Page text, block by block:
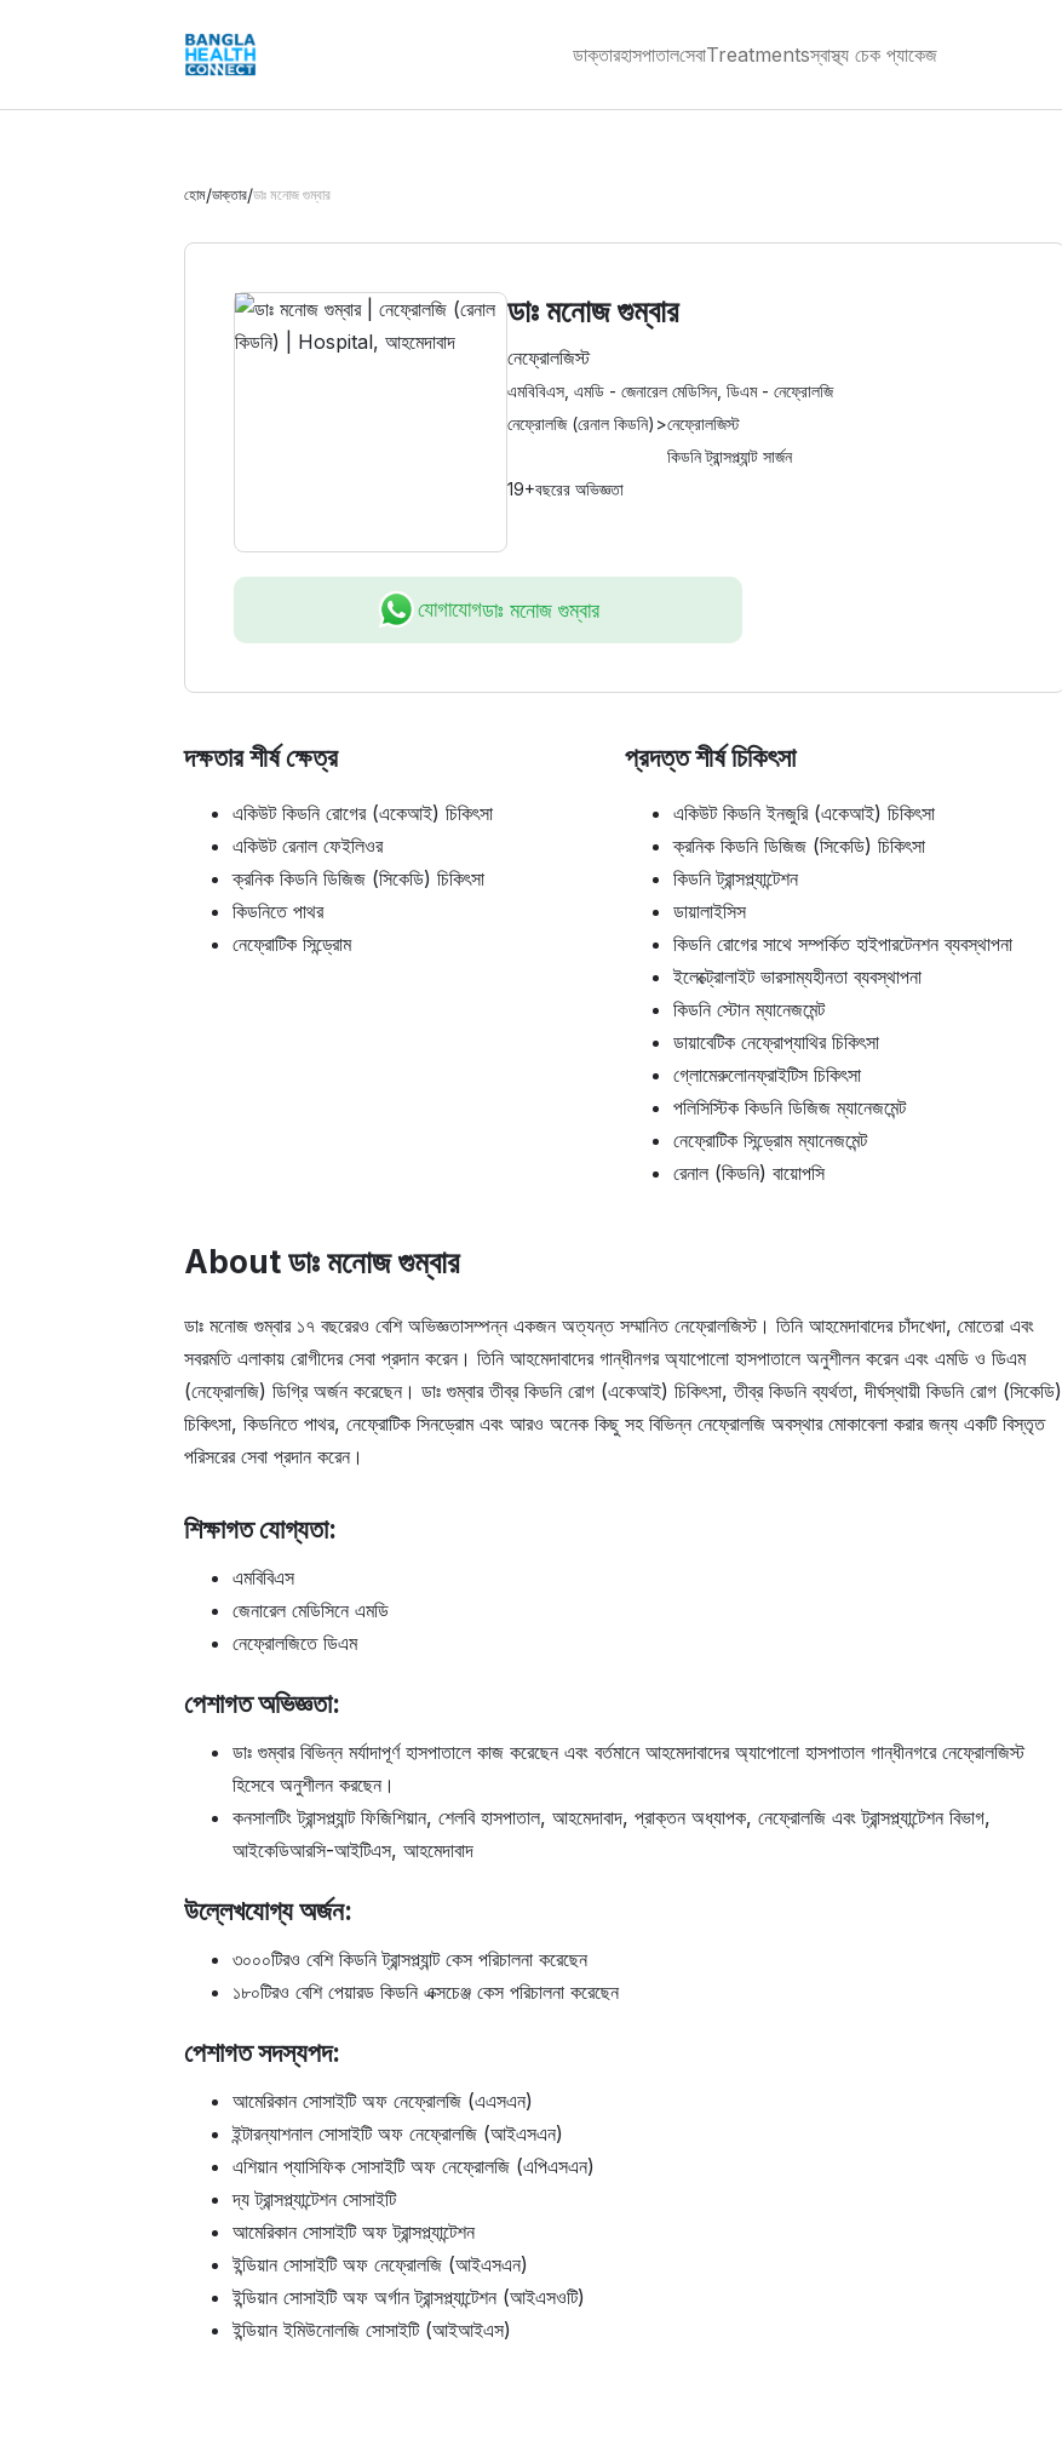
ডাক্তারহাসপাতালসেবাTreatmentsস্বাস্থ্য চেক প্যাকেজ
হোম/ডাক্তার/ডাঃ মনোজ গুম্বার
ডাঃ মনোজ গুম্বার
নেফ্রোলজিস্ট
এমবিবিএস, এমডি - জেনারেল মেডিসিন, ডিএম - নেফ্রোলজি
নেফ্রোলজি (রেনাল কিডনি) >নেফ্রোলজিস্ট
কিডনি ট্রান্সপ্ল্যান্ট সার্জন
19+বছরের অভিজ্ঞতা
যোগাযোগডাঃ মনোজ গুম্বার
দক্ষতার শীর্ষ ক্ষেত্র
একিউট কিডনি রোগের (একেআই) চিকিৎসা
একিউট রেনাল ফেইলিওর
ক্রনিক কিডনি ডিজিজ (সিকেডি) চিকিৎসা
কিডনিতে পাথর
নেফ্রোটিক সিন্ড্রোম
প্রদত্ত শীর্ষ চিকিৎসা
একিউট কিডনি ইনজুরি (একেআই) চিকিৎসা
ক্রনিক কিডনি ডিজিজ (সিকেডি) চিকিৎসা
কিডনি ট্রান্সপ্ল্যান্টেশন
ডায়ালাইসিস
কিডনি রোগের সাথে সম্পর্কিত হাইপারটেনশন ব্যবস্থাপনা
ইলেক্ট্রোলাইট ভারসাম্যহীনতা ব্যবস্থাপনা
কিডনি স্টোন ম্যানেজমেন্ট
ডায়াবেটিক নেফ্রোপ্যাথির চিকিৎসা
গ্লোমেরুলোনফ্রাইটিস চিকিৎসা
পলিসিস্টিক কিডনি ডিজিজ ম্যানেজমেন্ট
নেফ্রোটিক সিন্ড্রোম ম্যানেজমেন্ট
রেনাল (কিডনি) বায়োপসি
About ডাঃ মনোজ গুম্বার
ডাঃ মনোজ গুম্বার ১৭ বছরেরও বেশি অভিজ্ঞতাসম্পন্ন একজন অত্যন্ত সম্মানিত নেফ্রোলজিস্ট। তিনি আহমেদাবাদের চাঁদখেদা, মোতেরা এবং
সবরমতি এলাকায় রোগীদের সেবা প্রদান করেন। তিনি আহমেদাবাদের গান্ধীনগর অ্যাপোলো হাসপাতালে অনুশীলন করেন এবং এমডি ও ডিএম
(নেফ্রোলজি) ডিগ্রি অর্জন করেছেন। ডাঃ গুম্বার তীব্র কিডনি রোগ (একেআই) চিকিৎসা, তীব্র কিডনি ব্যর্থতা, দীর্ঘস্থায়ী কিডনি রোগ (সিকেডি)
চিকিৎসা, কিডনিতে পাথর, নেফ্রোটিক সিনড্রোম এবং আরও অনেক কিছু সহ বিভিন্ন নেফ্রোলজি অবস্থার মোকাবেলা করার জন্য একটি বিস্তৃত
পরিসরের সেবা প্রদান করেন।
শিক্ষাগত যোগ্যতা:
এমবিবিএস
জেনারেল মেডিসিনে এমডি
নেফ্রোলজিতে ডিএম
পেশাগত অভিজ্ঞতা:
ডাঃ গুম্বার বিভিন্ন মর্যাদাপূর্ণ হাসপাতালে কাজ করেছেন এবং বর্তমানে আহমেদাবাদের অ্যাপোলো হাসপাতাল গান্ধীনগরে নেফ্রোলজিস্ট
হিসেবে অনুশীলন করছেন।
কনসালটিং ট্রান্সপ্ল্যান্ট ফিজিশিয়ান, শেলবি হাসপাতাল, আহমেদাবাদ, প্রাক্তন অধ্যাপক, নেফ্রোলজি এবং ট্রান্সপ্ল্যান্টেশন বিভাগ,
আইকেডিআরসি-আইটিএস, আহমেদাবাদ
উল্লেখযোগ্য অর্জন:
৩০০০টিরও বেশি কিডনি ট্রান্সপ্ল্যান্ট কেস পরিচালনা করেছেন
১৮০টিরও বেশি পেয়ারড কিডনি এক্সচেঞ্জ কেস পরিচালনা করেছেন
পেশাগত সদস্যপদ:
আমেরিকান সোসাইটি অফ নেফ্রোলজি (এএসএন)
ইন্টারন্যাশনাল সোসাইটি অফ নেফ্রোলজি (আইএসএন)
এশিয়ান প্যাসিফিক সোসাইটি অফ নেফ্রোলজি (এপিএসএন)
দ্য ট্রান্সপ্ল্যান্টেশন সোসাইটি
আমেরিকান সোসাইটি অফ ট্রান্সপ্ল্যান্টেশন
ইন্ডিয়ান সোসাইটি অফ নেফ্রোলজি (আইএসএন)
ইন্ডিয়ান সোসাইটি অফ অর্গান ট্রান্সপ্ল্যান্টেশন (আইএসওটি)
ইন্ডিয়ান ইমিউনোলজি সোসাইটি (আইআইএস)